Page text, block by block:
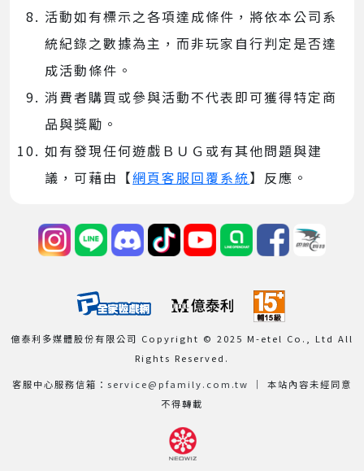
活動如有標示之各項達成條件，將依本公司系
統紀錄之數據為主，而非玩家自行判定是否達
成活動條件。
消費者購買或參與活動不代表即可獲得特定商
品與獎勵。
如有發現任何遊戲ＢＵＧ或有其他問題與建
議，可藉由【網頁客服回覆系統】反應。
億泰利多媒體股份有限公司 Copyright © 2025 M-etel Co., Ltd All
Rights Reserved.
客服中心服務信箱： service@pfamily.com.tw
│ 本站內容未經同意
不得轉載